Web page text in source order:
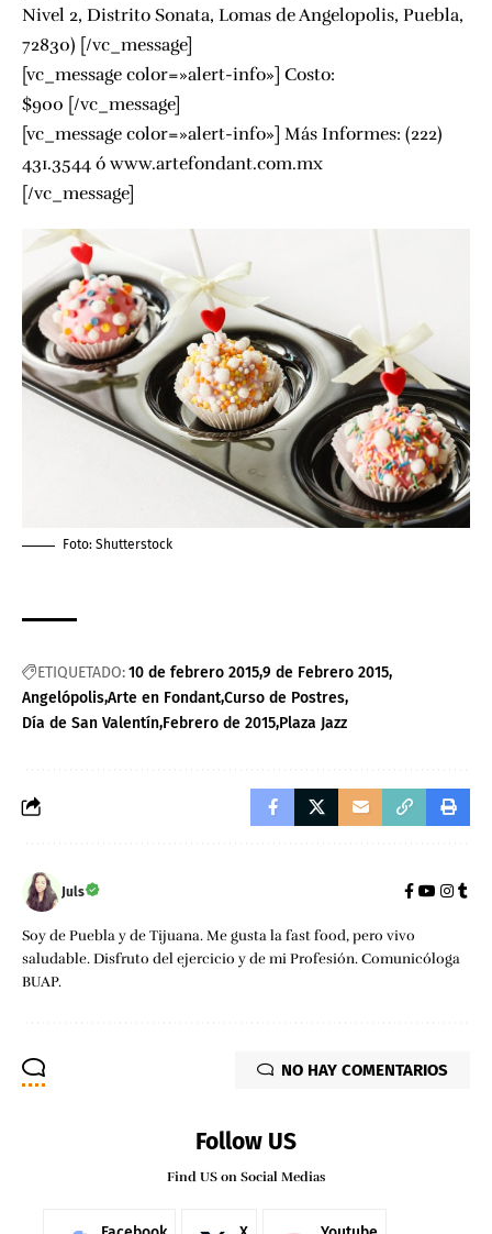
Nivel 2, Distrito Sonata, Lomas de Angelopolis, Puebla,
72830) [/vc_message]
[vc_message color=»alert-info»] Costo:
$900 [/vc_message]
[vc_message color=»alert-info»] Más Informes: (222)
431.3544 ó www.artefondant.com.mx
[/vc_message]
Foto: Shutterstock
ETIQUETADO:10 de febrero 20159 de Febrero 2015
AngelópolisArte en FondantCurso de Postres
Día de San Valentín Febrero de 2015 Plaza Jazz
Juls
Soy de Puebla y de Tijuana. Me gusta la fast food, pero vivo
saludable. Disfruto del ejercicio y de mi Profesión. Comunicóloga
BUAP.
NO HAY COMENTARIOS
Follow US
Find US on Social Medias